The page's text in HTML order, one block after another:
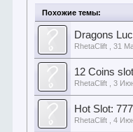
Похожие темы:
Dragons
RhetaClift ,31
12 Coins
RhetaClift ,3
Hot Slot:
RhetaClift ,4